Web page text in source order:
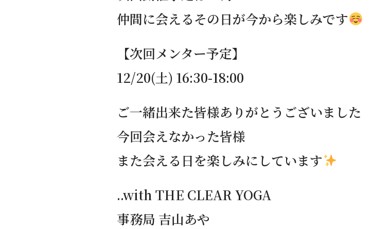
仲間に会えるその日が今から楽しみです
【次回メンター予定】
12/20(土) 16:30-18:00
ご一緒出来た皆様ありがとうございました
今回会えなかった皆様
また会える日を楽しみにしています
..with THE CLEAR YOGA
事務局 吉山あや